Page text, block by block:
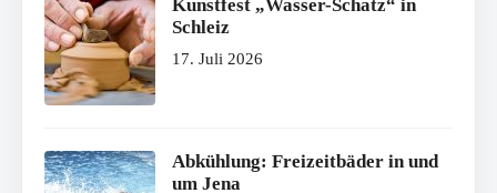
Kunstfest „Wasser-Schatz“ in
Schleiz
17. Juli 2026
Abkühlung: Freizeitbäder in und
um Jena